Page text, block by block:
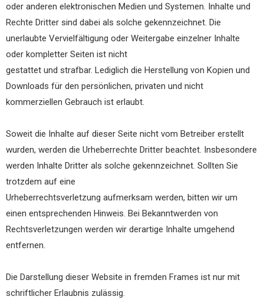
oder anderen elektronischen Medien und Systemen. Inhalte und
Rechte Dritter sind dabei als solche gekennzeichnet. Die
unerlaubte Vervielfältigung oder Weitergabe einzelner Inhalte
oder kompletter Seiten ist nicht
gestattet und strafbar. Lediglich die Herstellung von Kopien und
Downloads für den persönlichen, privaten und nicht
kommerziellen Gebrauch ist erlaubt.
Soweit die Inhalte auf dieser Seite nicht vom Betreiber erstellt
wurden, werden die Urheberrechte Dritter beachtet. Insbesondere
werden Inhalte Dritter als solche gekennzeichnet. Sollten Sie
trotzdem auf eine
Urheberrechtsverletzung aufmerksam werden, bitten wir um
einen entsprechenden Hinweis. Bei Bekanntwerden von
Rechtsverletzungen werden wir derartige Inhalte umgehend
entfernen.
Die Darstellung dieser Website in fremden Frames ist nur mit
schriftlicher Erlaubnis zulässig.